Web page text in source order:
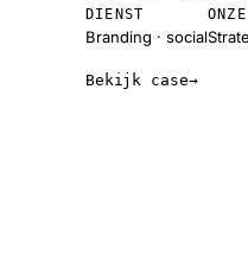
DIENST
Branding · social
Bekijk case